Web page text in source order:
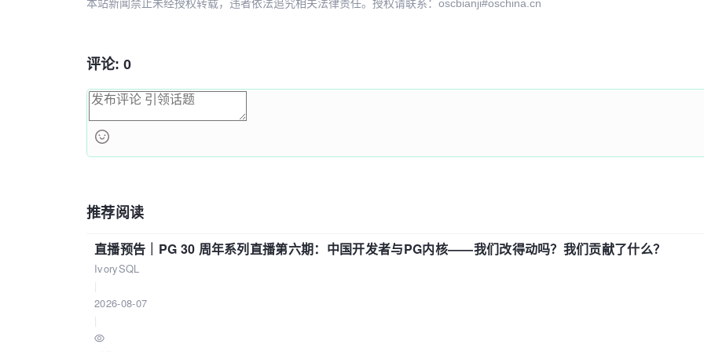
本站新闻禁止未经授权转载，违者依法追究相关法律责任。授权请联系：oscbianji#oschina.cn
评论: 0
推荐阅读
直播预告｜PG 30 周年系列直播第六期：中国开发者与PG内核——我们改得动吗？我们贡献了什么？
IvorySQL
2026-08-07